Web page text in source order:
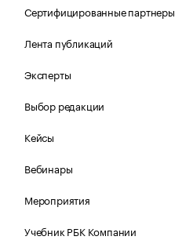
Сертифицированные партнеры
Лента публикаций
Эксперты
Выбор редакции
Кейсы
Вебинары
Мероприятия
Учебник РБК Компании